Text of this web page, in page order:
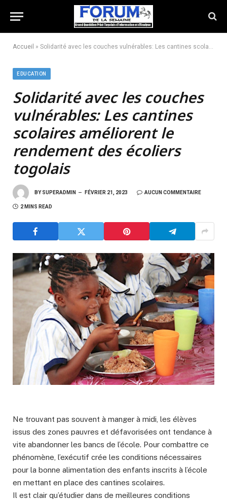
Accueil » Solidarité avec les couches vulnérables: Les cantines scolaires améliorent le rendement des écoliers togolais
EDUCATION
Solidarité avec les couches
vulnérables: Les cantines
scolaires améliorent le
rendement des écoliers
togolais
BY SUPERADMIN FÉVRIER 21, 2023 AUCUN COMMENTAIRE
2 MINS READ
Ne trouvant pas souvent à manger à midi, les élèves
issus des zones pauvres et défavorisées ont tendance à
vite abandonner les bancs de l’école. Pour combattre ce
phénomène, l’exécutif crée les conditions nécessaires
pour la bonne alimentation des enfants inscrits à l’école
en mettant en place des cantines scolaires.
Il est clair qu’étudier dans de meilleures conditions